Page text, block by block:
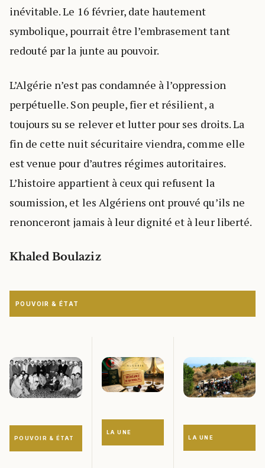
inévitable. Le 16 février, date hautement
symbolique, pourrait être l’embrasement tant
redouté par la junte au pouvoir.
L’Algérie n’est pas condamnée à l’oppression
perpétuelle. Son peuple, fier et résilient, a
toujours su se relever et lutter pour ses droits. La
fin de cette nuit sécuritaire viendra, comme elle
est venue pour d’autres régimes autoritaires.
L’histoire appartient à ceux qui refusent la
soumission, et les Algériens ont prouvé qu’ils ne
renonceront jamais à leur dignité et à leur liberté.
Khaled Boulaziz
POUVOIR & ÉTAT
POUVOIR & ÉTAT
LA UNE
LA UNE